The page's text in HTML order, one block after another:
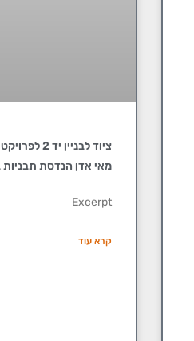
ציוד לבניין
מאי אדן הנדסת
Excerpt
קרא עוד